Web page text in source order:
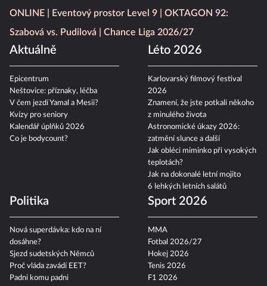
ONLINE
Eventový prostor Level 9
OKTAGON 92:
Szabová vs. Pudilová
Chance Liga 2026/27
Aktuálně
Epicentrum
Neštovice: příznaky, léčba
V čem jezdí Yamal a Mesii?
Kvízy pro seniory
Kalendář úplňků 2026
Co je bodycount?
Léto 2026
Karlovarský filmový festival
2026
Znamení, že jste potkali někoho
z minulého života
Astronomické úkazy 2026:
zatmění slunce a další
Jak obléci miminko při vysokých
teplotách?
Jak na dokonalé letní mojito
6 lehkých letních salátů
Politika
Nová superdávka: kdo na ní
dosáhne?
Sjezd sudetských Němců
Proč vláda zavádí EET?
Padni komu padni
Sport 2026
MMA
Fotbal 2026/27
Hokej 2026
Tenis 2026
F1 2026